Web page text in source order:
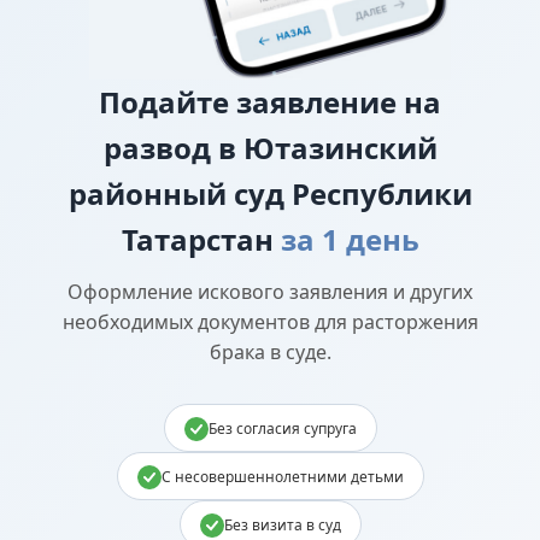
Подайте заявление на
развод в Ютазинский
районный суд Республики
Татарстан за 1 день
Оформление искового заявления и других
необходимых документов для расторжения
брака в суде.
Без согласия супруга
С несовершеннолетними детьми
Без визита в суд